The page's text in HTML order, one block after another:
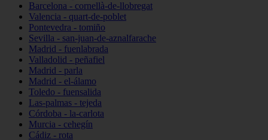
Barcelona - cornellà-de-llobregat
Valencia - quart-de-poblet
Pontevedra - tomiño
Sevilla - san-juan-de-aznalfarache
Madrid - fuenlabrada
Valladolid - peñafiel
Madrid - parla
Madrid - el-álamo
Toledo - fuensalida
Las-palmas - tejeda
Córdoba - la-carlota
Murcia - cehegín
Cádiz - rota